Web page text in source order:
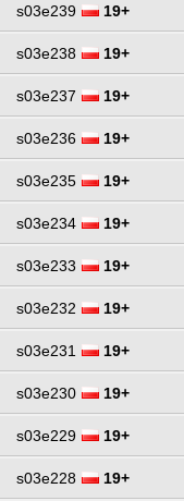
s03e239 19+
s03e238 19+
s03e237 19+
s03e236 19+
s03e235 19+
s03e234 19+
s03e233 19+
s03e232 19+
s03e231 19+
s03e230 19+
s03e229 19+
s03e228 19+